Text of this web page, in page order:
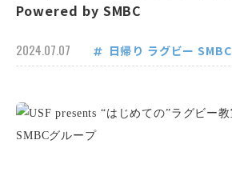
Powered by SMBC
2024.07.07 日帰り ラグビー SMBC